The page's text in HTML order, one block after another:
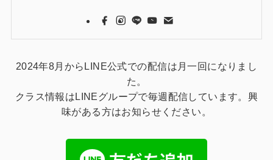
2024年8月からLINE公式での配信は月一回になりまし
た。
クラス情報はLINEグループで毎週配信しています。興
味がある方はお知らせください。